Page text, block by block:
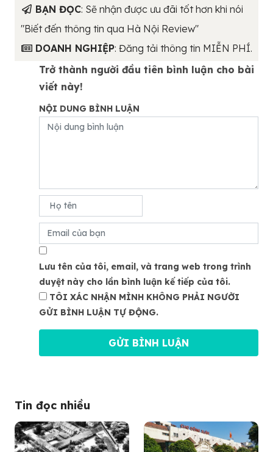
BẠN ĐỌC: Sẽ nhận được ưu đãi tốt hơn khi nói
"Biết đến thông tin qua Hà Nội Review"
DOANH NGHIỆP: Đăng tải thông tin MIỄN PHÍ.
Trở thành người đầu tiên bình luận cho bài
viết này!
NỘI DUNG BÌNH LUẬN
Lưu tên của tôi, email, và trang web trong trình
duyệt này cho lần bình luận kế tiếp của tôi.
TÔI XÁC NHẬN MÌNH KHÔNG PHẢI NGƯỜI
GỬI BÌNH LUẬN TỰ ĐỘNG.
Tin đọc nhiều